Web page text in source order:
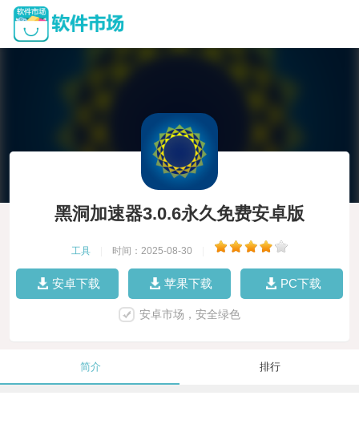
黑洞加速器3.0.6永久免费安卓版
工具 时间：2025-08-30
安卓下载 苹果下载 PC下载
安卓市场，安全绿色
简介 排行